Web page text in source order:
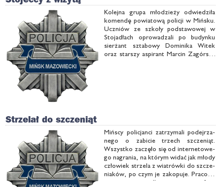
Ko­lej­na gru­pa mło­dzie­ży od­wie­dzi­ła
ko­men­dę po­wia­to­wą po­li­cji w Miń­sku.
Uczniów ze szko­ły pod­sta­wo­wej w
Sto­ja­dłach opro­wa­dza­li po bu­dyn­ku
sier­żant szta­bo­wy Do­mi­ni­ka Wi­tek
oraz star­szy aspi­rant Mar­cin Za­gór­ski.
Strzelał do szczeniąt
Miń­scy po­li­cjan­ci za­trzy­ma­li po­dej­rza­
ne­go o za­bi­cie trzech szcze­niąt.
Wszyst­ko za­czę­ło się od in­ter­ne­to­we­
go na­gra­nia, na któ­rym wi­dać jak mło­dy
czło­wiek strze­la z wia­trów­ki do szcze­
nia­ków, po czym je za­ko­pu­je. Pra­cow­
ni­cy po­go­to­wia dla zwie­rząt oraz fun­